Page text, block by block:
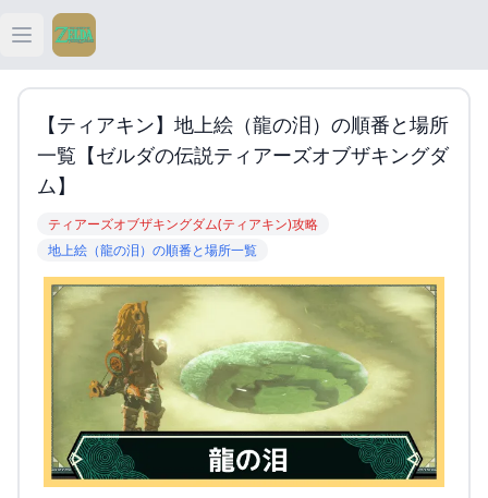
Open main menu
ティアキン
ティアキン 祠
ティアキン 攻略
【ティアキン】地上絵（龍の泪）の順番と場所
一覧【ゼルダの伝説ティアーズオブザキングダ
ム】
ティアーズオブザキングダム(ティアキン)攻略
地上絵（龍の泪）の順番と場所一覧